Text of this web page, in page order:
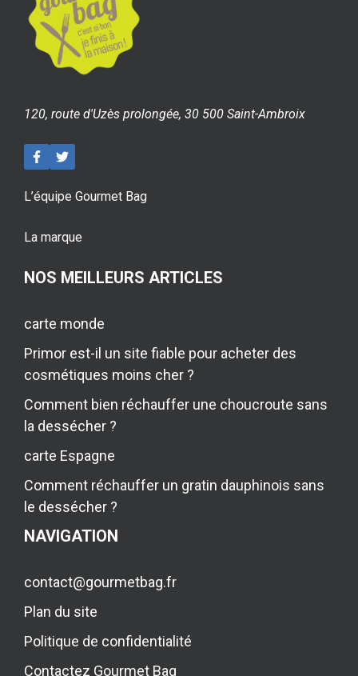
120, route d'Uzès prolongée, 30 500 Saint-Ambroix
L’équipe Gourmet Bag
La marque
NOS MEILLEURS ARTICLES
carte monde
Primor est-il un site fiable pour acheter des
cosmétiques moins cher ?
Comment bien réchauffer une choucroute sans
la dessécher ?
carte Espagne
Comment réchauffer un gratin dauphinois sans
le dessécher ?
NAVIGATION
contact@gourmetbag.fr
Plan du site
Politique de confidentialité
Contactez Gourmet Bag